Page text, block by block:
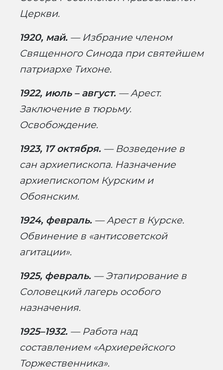
Церкви.
1920, май. — Избрание членом
Священного Синода при святейшем
патриархе Тихоне.
1922, июль – август. — Арест.
Заключение в тюрьму.
Освобождение.
1923, 17 октября. — Возведение в
сан архиепископа. Назначение
архиепископом Курским и
Обоянским.
1924, февраль. — Арест в Курске.
Обвинение в «антисоветской
агитации».
1925, февраль. — Этапирование в
Соловецкий лагерь особого
назначения.
1925–1932. — Работа над
составлением «Архиерейского
Торжественника».